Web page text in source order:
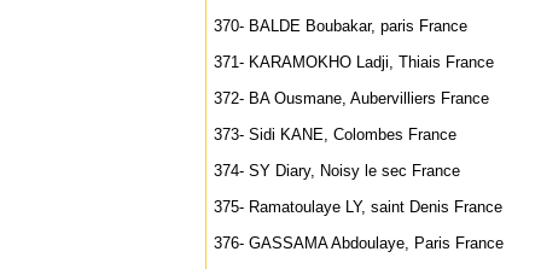
370- BALDE Boubakar, paris France
371- KARAMOKHO Ladji, Thiais France
372- BA Ousmane, Aubervilliers France
373- Sidi KANE, Colombes France
374- SY Diary, Noisy le sec France
375- Ramatoulaye LY, saint Denis France
376- GASSAMA Abdoulaye, Paris France